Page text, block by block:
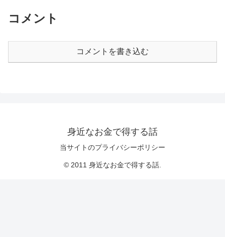
コメント
コメントを書き込む
身近なお金で得する話
当サイトのプライバシーポリシー
© 2011 身近なお金で得する話.